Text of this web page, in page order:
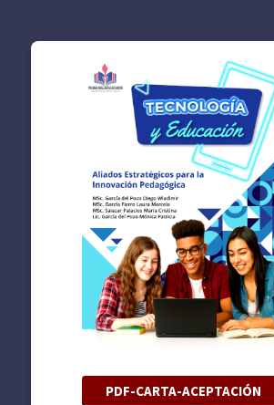
PDF-CARTA-ACEPTACIÓN